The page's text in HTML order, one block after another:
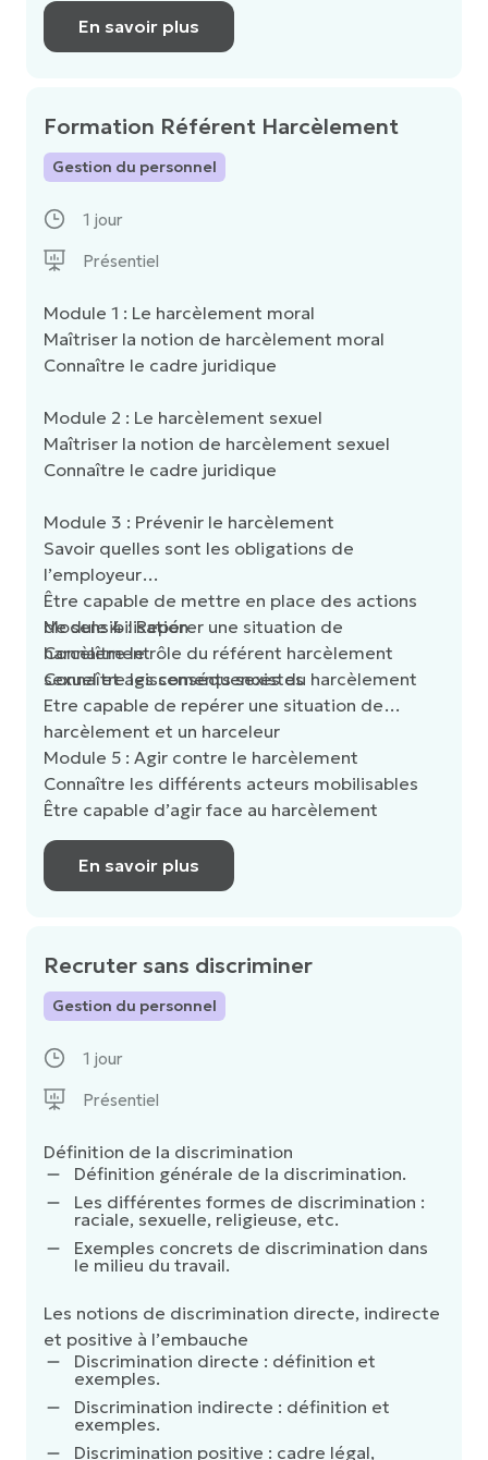
En savoir plus
Formation Référent Harcèlement
Gestion du personnel
Module 1 : Le harcèlement moral
Maîtriser la notion de harcèlement moral
Connaître le cadre juridique
Module 2 : Le harcèlement sexuel
Maîtriser la notion de harcèlement sexuel
Connaître le cadre juridique
Module 3 : Prévenir le harcèlement
Savoir quelles sont les obligations de
l’employeur
Être capable de mettre en place des actions
de sensibilisation
Connaître le rôle du référent harcèlement
sexuel et agissements sexistes
Module 4 : Repérer une situation de
harcèlement
Connaître les conséquences du harcèlement
Etre capable de repérer une situation de
harcèlement et un harceleur
Module 5 : Agir contre le harcèlement
Connaître les différents acteurs mobilisables
Être capable d’agir face au harcèlement
1 jour
Présentiel
En savoir plus
Recruter sans discriminer
Gestion du personnel
Définition de la discrimination
Définition générale de la discrimination.
Les différentes formes de discrimination :
raciale, sexuelle, religieuse, etc.
Exemples concrets de discrimination dans
le milieu du travail.
Les notions de discrimination directe, indirecte
et positive à l’embauche
Discrimination directe : définition et
exemples.
Discrimination indirecte : définition et
exemples.
Discrimination positive : cadre légal,
1 jour
Présentiel